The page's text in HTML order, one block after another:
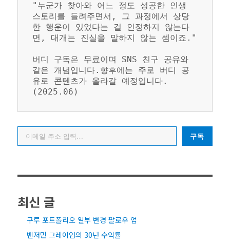
"누군가 찾아와 어느 정도 성공한 인생
스토리를 들려주면서, 그 과정에서 상당
한 행운이 있었다는 걸 인정하지 않는다
면, 대개는 진실을 말하지 않는 셈이죠."
버디 구독은 무료이며 SNS 친구 공유와
같은 개념입니다.향후에는 주로 버디 공
유로 콘텐츠가 올라갈 예정입니다.
(2025.06)
이메일 주소 입력…
구독
최신 글
구루 포트폴리오 일부 변경 팔로우 업
벤저민 그레이엄의 30년 수익률